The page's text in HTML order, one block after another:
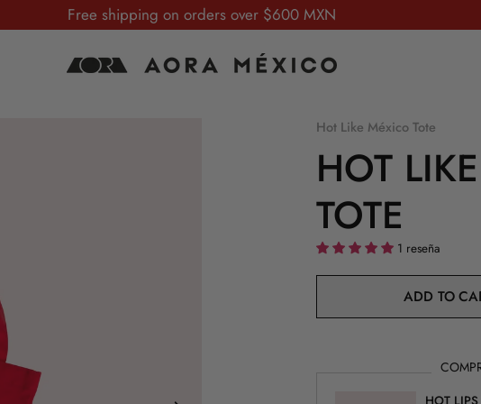
Free shipping on orders over $600 MXN
Hot Like México Tote
HOT
TOTE
1 reseña
ADD TO
HOT